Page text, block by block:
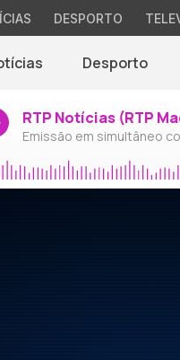
DESPORTO
Desporto
RTP Notícias (RTP
Emissão em simultâneo